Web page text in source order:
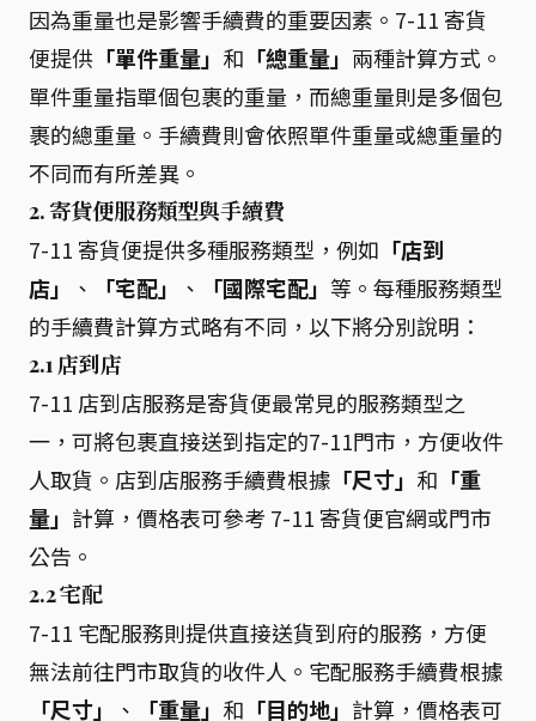
因為重量也是影響手續費的重要因素。7-11 寄貨
便提供 「單件重量」 和 「總重量」 兩種計算方式。
單件重量指單個包裹的重量，而總重量則是多個包
裹的總重量。手續費則會依照單件重量或總重量的
不同而有所差異。
2. 寄貨便服務類型與手續費
7-11 寄貨便提供多種服務類型，例如 「店到
店」
、 「宅配」 、 「國際宅配」 等。每種服務類型
的手續費計算方式略有不同，以下將分別說明：
2.1 店到店
7-11 店到店服務是寄貨便最常見的服務類型之
一，可將包裹直接送到指定的7-11門市，方便收件
人取貨。店到店服務手續費根據 「尺寸」 和 「重
量」 計算，價格表可參考 7-11 寄貨便官網或門市
公告。
2.2 宅配
7-11 宅配服務則提供直接送貨到府的服務，方便
無法前往門市取貨的收件人。宅配服務手續費根據
「尺寸」
、 「重量」 和 「目的地」 計算，價格表可